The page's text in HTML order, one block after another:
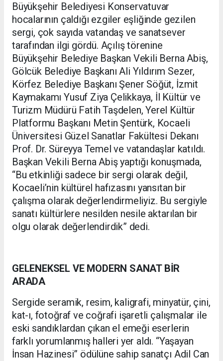
Büyükşehir Belediyesi Konservatuvar
hocalarının çaldığı ezgiler eşliğinde gezilen
sergi, çok sayıda vatandaş ve sanatsever
tarafından ilgi gördü. Açılış törenine
Büyükşehir Belediye Başkan Vekili Berna Abiş,
Gölcük Belediye Başkanı Ali Yıldırım Sezer,
Körfez Belediye Başkanı Şener Söğüt, İzmit
Kaymakamı Yusuf Ziya Çelikkaya, İl Kültür ve
Turizm Müdürü Fatih Taşdelen, Yerel Kültür
Platformu Başkanı Metin Şentürk, Kocaeli
Üniversitesi Güzel Sanatlar Fakültesi Dekanı
Prof. Dr. Süreyya Temel ve vatandaşlar katıldı.
Başkan Vekili Berna Abiş yaptığı konuşmada,
“Bu etkinliği sadece bir sergi olarak değil,
Kocaeli’nin kültürel hafızasını yansıtan bir
çalışma olarak değerlendirmeliyiz. Bu sergiyle
sanatı kültürlere nesilden nesile aktarılan bir
olgu olarak değerlendirdik” dedi.
GELENEKSEL VE MODERN SANAT BİR
ARADA
Sergide seramik, resim, kaligrafi, minyatür, çini,
kat-ı, fotoğraf ve coğrafi işaretli çalışmalar ile
eski sandıklardan çıkan el emeği eserlerin
farklı yorumlanmış halleri yer aldı. “Yaşayan
İnsan Hazinesi” ödülüne sahip sanatçı Adil Can